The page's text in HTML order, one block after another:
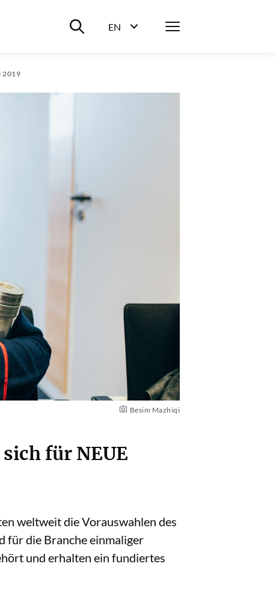
Suche ein-/ausblenden
EN
Menü
2019
Besim Mazhiqi
für NEUE
weltweit die Vorauswahlen des
für die Branche einmaliger
und erhalten ein fundiertes